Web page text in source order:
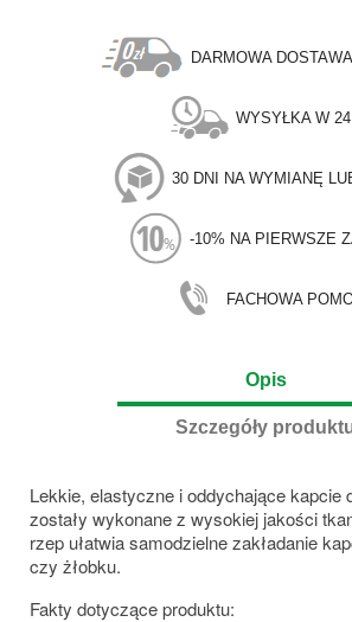
DARMOWA
WYSYŁKA W
30 DNI NA WYMIANĘ
-10% NA PIERWSZE
FACHOWA
Opis
Szczegóły
Lekkie, elastyczne i oddychające kapcie
zostały wykonane z wysokiej jakości
rzep ułatwia samodzielne zakładanie
czy żłobku.
Fakty dotyczące produktu: